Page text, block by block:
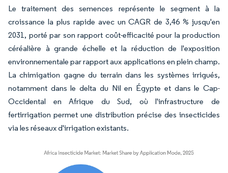
Le traitement des semences représente le segment à la
croissance la plus rapide avec un CAGR de 3,46 % jusqu'en
2031, porté par son rapport coût-efficacité pour la production
céréalière à grande échelle et la réduction de l'exposition
environnementale par rapport aux applications en plein champ.
La chimigation gagne du terrain dans les systèmes irrigués,
notamment dans le delta du Nil en Égypte et dans le Cap-
Occidental en Afrique du Sud, où l'infrastructure de
fertirrigation permet une distribution précise des insecticides
via les réseaux d'irrigation existants.